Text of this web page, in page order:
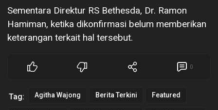
Sementara Direktur RS Bethesda, Dr. Ramon
Hamiman, ketika dikonfirmasi belum memberikan
keterangan terkait hal tersebut.
0
Tag: Agitha Wajong Berita Terkini Featured